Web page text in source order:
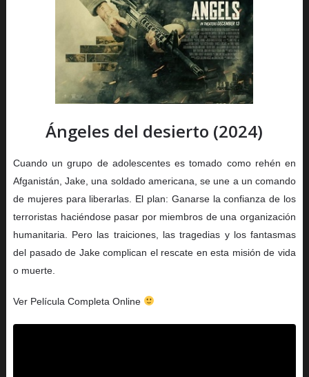
Ángeles del desierto (2024)
Cuando un grupo de adolescentes es tomado como rehén en
Afganistán, Jake, una soldado americana, se une a un comando
de mujeres para liberarlas. El plan: Ganarse la confianza de los
terroristas haciéndose pasar por miembros de una organización
humanitaria. Pero las traiciones, las tragedias y los fantasmas
del pasado de Jake complican el rescate en esta misión de vida
o muerte.
Ver Película Completa Online